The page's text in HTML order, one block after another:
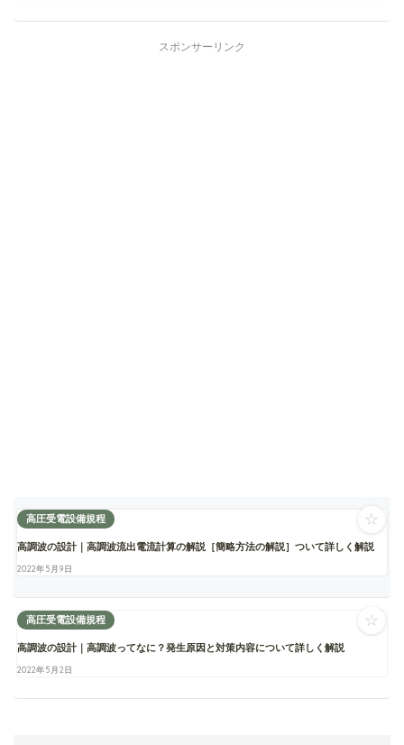
スポンサーリンク
高圧受電設備規程
高調波の設計｜高調波流出電流計算の解説［簡略方法の解説］ついて詳しく解説
2022年5月9日
☆
高圧受電設備規程
高調波の設計｜高調波ってなに？発生原因と対策内容について詳しく解説
2022年5月2日
☆